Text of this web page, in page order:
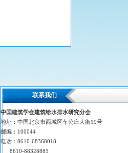
联系我们
中国建筑学会建筑给水排水研究分会
地址：中国北京市西城区车公庄大街19号
邮编：100044
电话：8610-68368018
8610-88328885